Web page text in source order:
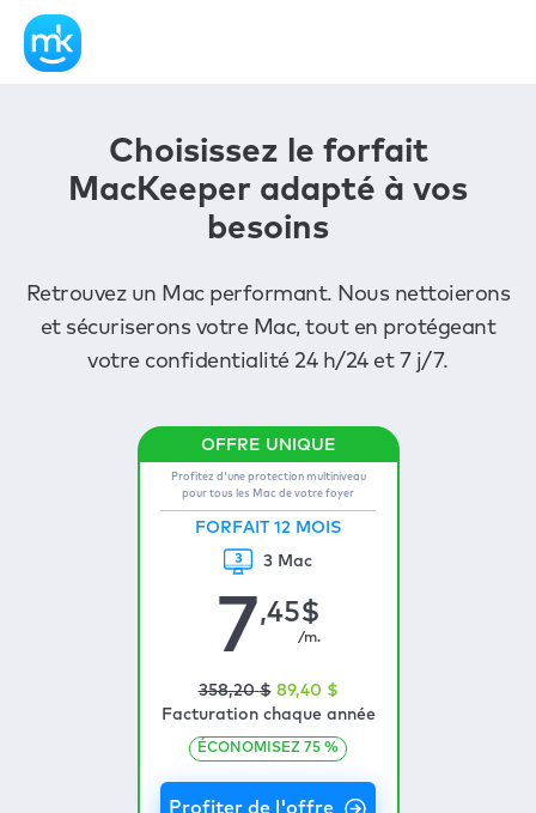
Choisissez le forfait
MacKeeper adapté à vos
besoins
Retrouvez un Mac performant. Nous nettoierons
et sécuriserons votre Mac, tout en protégeant
votre confidentialité 24 h/24 et 7 j/7.
Profitez d'une protection multiniveau
pour tous les Mac de votre foyer
FORFAIT 12 MOIS
3 Mac
7,45$
/m.
358,20 $ 89,40 $
Facturation chaque année
ÉCONOMISEZ 75 %